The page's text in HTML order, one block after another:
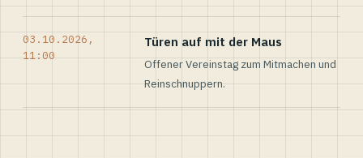
03.10.2026,
11:00
Türen auf mit der Maus
Offener Vereinstag zum Mitmachen und
Reinschnuppern.